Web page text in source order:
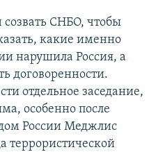
СНБО, чтобы
какие именно
нарушила Россия, а
договоренности.
отдельное заседание,
особенно после
России Меджлис
террористической